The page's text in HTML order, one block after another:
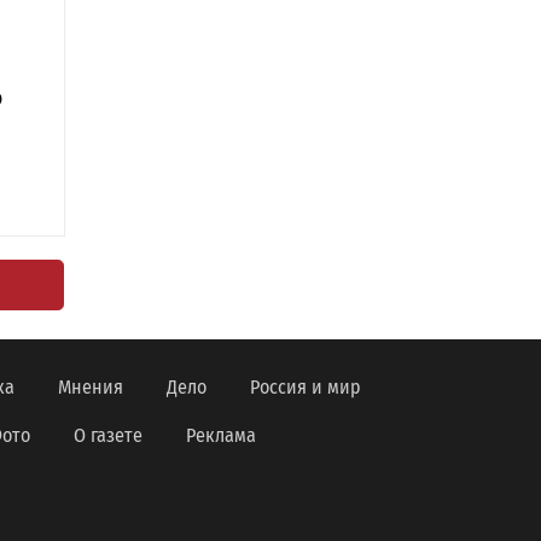
Мнения Дело Россия и мир
О газете Реклама